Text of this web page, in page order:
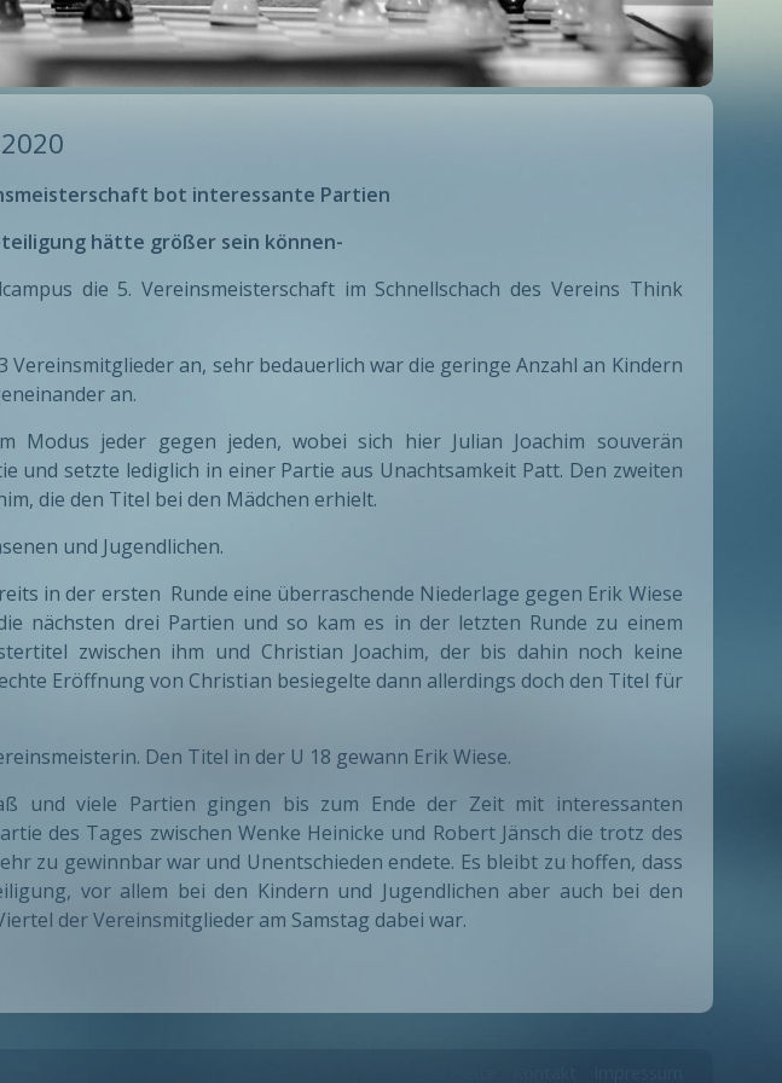
bot interessante Partien
hätte größer sein können-
die 5. Vereinsmeisterschaft im Schnellschach des Vereins Think
an, sehr bedauerlich war die geringe Anzahl an Kindern
an.
Modus jeder gegen jeden, wobei sich hier Julian Joachim souverän
und setzte lediglich in einer Partie aus Unachtsamkeit Patt. Den zweiten
die den Titel bei den Mädchen erhielt.
und Jugendlichen.
in der ersten Runde eine überraschende Niederlage gegen Erik Wiese
nächsten drei Partien und so kam es in der letzten Runde zu einem
zwischen ihm und Christian Joachim, der bis dahin noch keine
Eröffnung von Christian besiegelte dann allerdings doch den Titel für
Den Titel in der U 18 gewann Erik Wiese.
und viele Partien gingen bis zum Ende der Zeit mit interessanten
des Tages zwischen Wenke Heinicke und Robert Jänsch die trotz des
zu gewinnbar war und Unentschieden endete. Es bleibt zu hoffen, dass
vor allem bei den Kindern und Jugendlichen aber auch bei den
der Vereinsmitglieder am Samstag dabei war.